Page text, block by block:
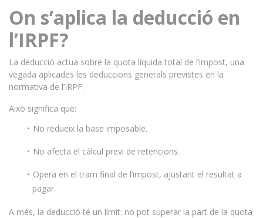
On s’aplica la deducció en
l’IRPF?
La deducció actua sobre la quota líquida total de l’impost, una
vegada aplicades les deduccions generals previstes en la
normativa de l’IRPF.
Això significa que:
No redueix la base imposable.
No afecta el càlcul previ de retencions.
Opera en el tram final de l’impost, ajustant el resultat a
pagar.
A més, la deducció té un límit: no pot superar la part de la quota